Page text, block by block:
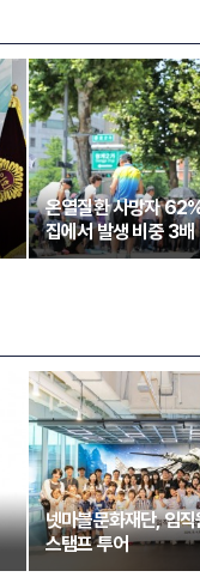
온열질환 사망자
집에서 발생 비중 3배
넷마블문화재단, 임
스탬프 투어